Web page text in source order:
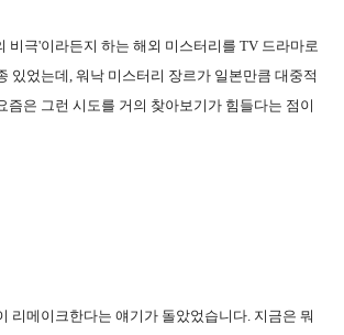
비극'이라든지 하는 해외 미스터리를 TV 드라마로
있었는데, 워낙 미스터리 장르가 일본만큼 대중적
즘은 그런 시도를 거의 찾아보기가 힘들다는 점이
리메이크한다는 얘기가 돌았었습니다. 지금은 뭐